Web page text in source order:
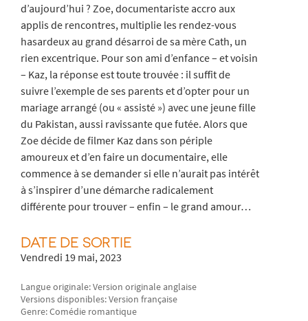
d’aujourd’hui ? Zoe, documentariste accro aux
applis de rencontres, multiplie les rendez-vous
hasardeux au grand désarroi de sa mère Cath, un
rien excentrique. Pour son ami d’enfance – et voisin
– Kaz, la réponse est toute trouvée : il suffit de
suivre l’exemple de ses parents et d’opter pour un
mariage arrangé (ou « assisté ») avec une jeune fille
du Pakistan, aussi ravissante que futée. Alors que
Zoe décide de filmer Kaz dans son périple
amoureux et d’en faire un documentaire, elle
commence à se demander si elle n’aurait pas intérêt
à s’inspirer d’une démarche radicalement
différente pour trouver – enfin – le grand amour…
DATE DE SORTIE
Vendredi 19 mai, 2023
Langue originale: Version originale anglaise
Versions disponibles: Version française
Genre: Comédie romantique